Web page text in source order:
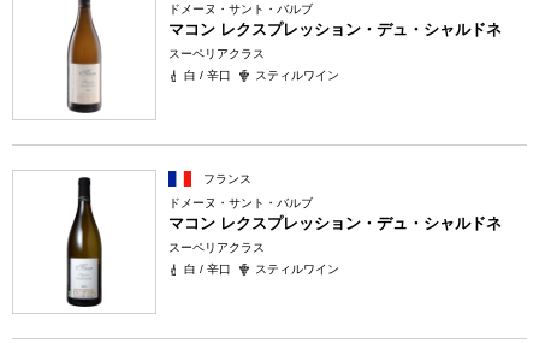
ドメーヌ・サント・バルブ
マコン レクスプレッション・デュ・シャルドネ
スーペリアクラス
白 / 辛口
スティルワイン
フランス
ドメーヌ・サント・バルブ
マコン レクスプレッション・デュ・シャルドネ
スーペリアクラス
白 / 辛口
スティルワイン